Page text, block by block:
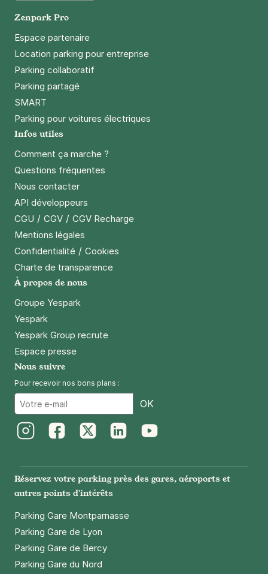
Zenpark Pro
Espace partenaire
Location parking pour entreprise
Parking collaboratif
Parking partagé
SMART
Parking pour voitures électriques
Infos utiles
Comment ça marche ?
Questions fréquentes
Nous contacter
API développeurs
CGU / CGV / CGV Recharge
Mentions légales
Confidentialité / Cookies
Charte de transparence
À propos de nous
Groupe Yespark
Yespark
Yespark Group recrute
Espace presse
Nous suivre
Pour recevoir nos bons plans :
OK
Réservez votre parking près des gares, aéroports et
autres points d'intérêts
Parking Gare Montparnasse
Parking Gare de Lyon
Parking Gare de Bercy
Parking Gare du Nord